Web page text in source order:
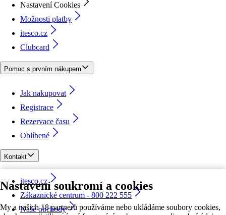
Nastavení soukromí a cookies
My a našich 18 partnerů používáme nebo ukládáme soubory cookies,
Nastavení Cookies
Možnosti platby
itesco.cz
Clubcard
Pomoc s prvním nákupem
Jak nakupovat
Registrace
Rezervace času
Oblíbené
Kontakt
itesco.cz
Zákaznické centrum - 800 222 555
Naše obchody